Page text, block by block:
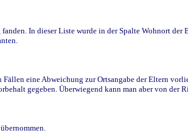
In dieser Liste wurde in der Spalte Wohnort der
eine Abweichung zur Ortsangabe der Eltern
gegeben. Überwiegend kann man aber von der